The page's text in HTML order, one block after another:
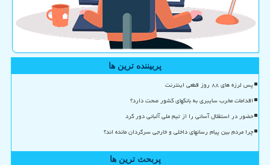
پربیننده ترین ها
پس لرزه های ۸۸ روز قطعی اینترنت
اقدامات مخرب سایبری به بانکهای کشور صحت دارد؟
حضور در استقلال آسانی را از تیم ملی آلبانی دور کرد
چرا مردم بین پیام رسانهای داخلی و خارجی سرگردان مانده اند؟
پربحث ترین ها